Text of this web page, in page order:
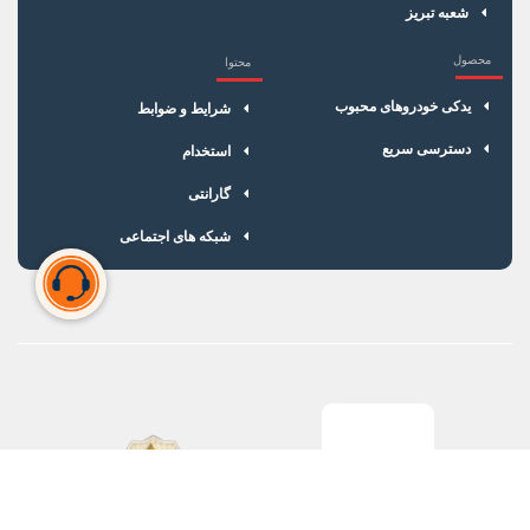
شعبه تبریز
محصول
یدکی خودروهای محبوب
دسترسی سریع
محتوا
شرایط و ضوابط
استخدام
گارانتی
شبکه های اجتماعی